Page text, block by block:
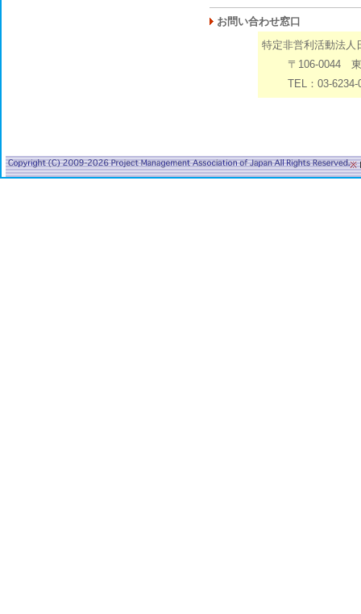
お問い合わせ窓口
特定非営利活動法人
〒106-0044 東京
TEL：03-6234-
※